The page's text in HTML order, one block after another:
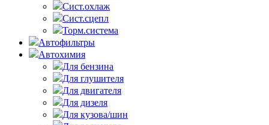
Сист.охлаж
Сист.сцепл
Торм.система
Автофильтры
Автохимия
Для бензина
Для глушителя
Для двигателя
Для дизеля
Для кузова/шин